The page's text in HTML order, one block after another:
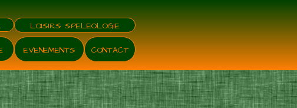
EVENEMENTS CONTACT
LOISIRS SPELEOLOGIE